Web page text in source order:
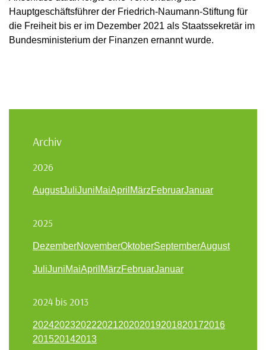
Hauptgeschäftsführer der Friedrich-Naumann-Stiftung für
die Freiheit bis er im Dezember 2021 als Staatssekretär im
Bundesministerium der Finanzen ernannt wurde.
Archiv
2026
AugustJuliJuniMaiApril MärzFebruarJanuar
2025
DezemberNovemberOktoberSeptemberAugust
JuliJuniMaiApril MärzFebruarJanuar
2024 bis 2013
202420232022202120202019201820172016
201520142013